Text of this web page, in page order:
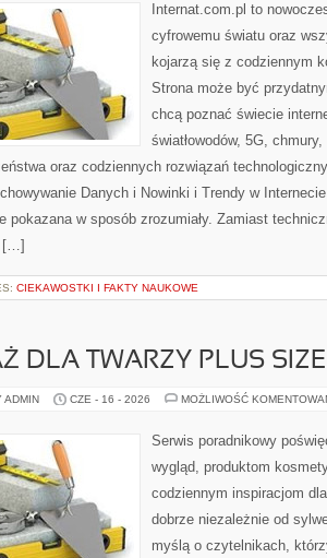
Internat.com.pl to
cyfrowemu światu oraz
kojarzą się z codziennym
Strona może być
chcą poznać świecie
światłowodów, 5G,
oraz codziennych rozwiązań
Danych i Nowinki i Trendy w
pokazana w sposób zrozumiały. Zamiast
[…]
CIEKAWOSTKI I FAKTY NAUKOWE
DLA TWARZY PLUS SIZE
ADMIN CZE - 16 - 2026 MOŻLIWOŚĆ
Serwis poradnikowy
wygląd, produktom
codziennym inspiracjom
dobrze niezależnie od
myślą o czytelnikach,